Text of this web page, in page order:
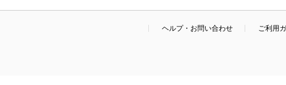
ヘルプ・お問い合わせ ご利用